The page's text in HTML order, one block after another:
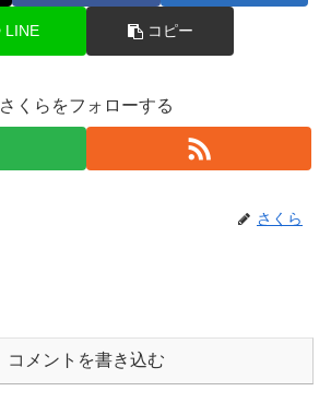
LINE コピー
さくらをフォローする
さくら
コメントを書き込む